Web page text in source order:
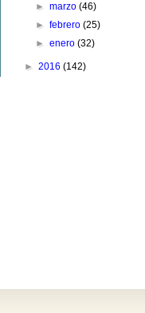
►marzo(46)
►febrero(25)
►enero(32)
► 2016 (142)